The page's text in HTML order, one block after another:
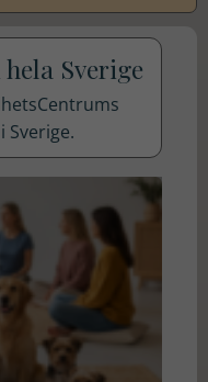
Sverige
besök. Om
du nekar de
här kakorna
kommer
viss
funktionalitet
att försvinna
hemsidan.
Marknadsföring